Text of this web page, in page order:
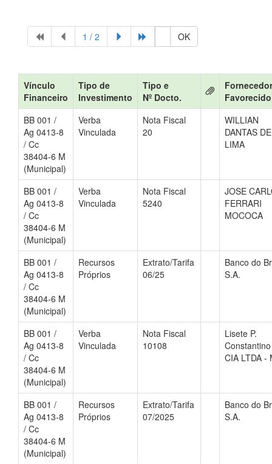
1 / 2 OK
Vínculo
Financeiro
Tipo de
Investimento
Tipo e
Nº Docto.
Favorecido
BB 001 /
Ag 0413-8
/ Cc
38404-6 M
(Municipal)
Verba
Vinculada
Nota Fiscal
20
WILLIAN
DANTAS DE
LIMA
BB 001 /
Ag 0413-8
/ Cc
38404-6 M
(Municipal)
Verba
Vinculada
Nota Fiscal
5240
JOSE
FERRARI
MOCOCA
BB 001 /
Ag 0413-8
/ Cc
38404-6 M
(Municipal)
Recursos
Próprios
Extrato/Tarifa
06/25
Banco do
S.A.
BB 001 /
Ag 0413-8
/ Cc
38404-6 M
(Municipal)
Verba
Vinculada
Nota Fiscal
10108
Lisete P.
CIA LTDA -
BB 001 /
Ag 0413-8
/ Cc
38404-6 M
(Municipal)
Recursos
Próprios
Extrato/Tarifa
07/2025
Banco do
S.A.